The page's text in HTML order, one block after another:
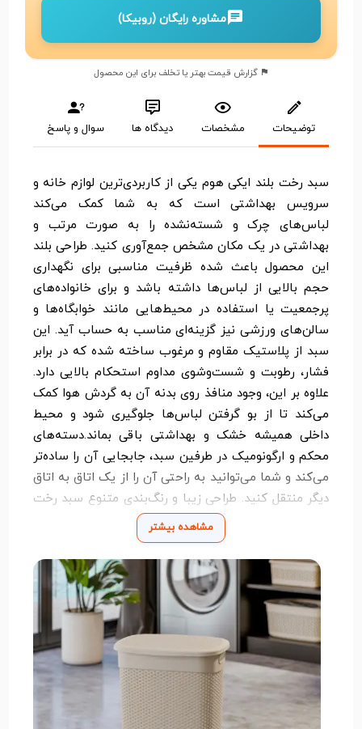
مشاوره رایگان (روبیکا)
گزارش قیمت بهتر یا تخلف برای این محصول
توضیحات مشخصات دیدگاه ها سوال و پاسخ
سبد رخت بلند ایکی هوم یکی از کاربردی‌ترین لوازم خانه و
سرویس بهداشتی است که به شما کمک می‌کند
لباس‌های چرک و شسته‌نشده را به صورت مرتب و
بهداشتی در یک مکان مشخص جمع‌آوری کنید. طراحی بلند
این محصول باعث شده ظرفیت مناسبی برای نگهداری
حجم بالایی از لباس‌ها داشته باشد و برای خانواده‌های
پرجمعیت یا استفاده در محیط‌هایی مانند خوابگاه‌ها و
سالن‌های ورزشی نیز گزینه‌ای مناسب به حساب آید. این
سبد از پلاستیک مقاوم و مرغوب ساخته شده که در برابر
فشار، رطوبت و شست‌وشوی مداوم استحکام بالایی دارد.
علاوه بر این، وجود منافذ روی بدنه آن به گردش هوا کمک
می‌کند تا از بو گرفتن لباس‌ها جلوگیری شود و محیط
داخلی همیشه خشک و بهداشتی باقی بماند.دسته‌های
محکم و ارگونومیک در طرفین سبد، جابجایی آن را ساده‌تر
می‌کند و شما می‌توانید به راحتی آن را از یک اتاق به اتاق
دیگر منتقل کنید. طراحی زیبا و رنگ‌بندی متنوع سبد رخت
بلند ایکی هوم باعث می‌شود به خوبی با دکوراسیون خانه
هماهنگ شده و علاوه بر کارایی، جلوه‌ای مرتب‌تر به فضا
ببخشد. ارتفاع بلند این محصول موجب می‌شود فضای
کمتری را روی زمین اشغال کند و در عین حال ظرفیت
بیشتری را در اختیارتان قرار دهد.این سبد نه‌تنها برای
جمع‌آوری لباس‌ها مناسب است بلکه می‌توان از آن برای
نگهداری انواع ملحفه، حوله یا حتی اسباب‌بازی‌ها نیز
استفاده کرد و همین موضوع آن را به یک وسیله
چندمنظوره و کاربردی در خانه تبدیل می‌کند. اگر به دنبال
محصولی بادوام، زیبا و جادار برای نظم‌بخشی به فضای
مشاهده بیشتر